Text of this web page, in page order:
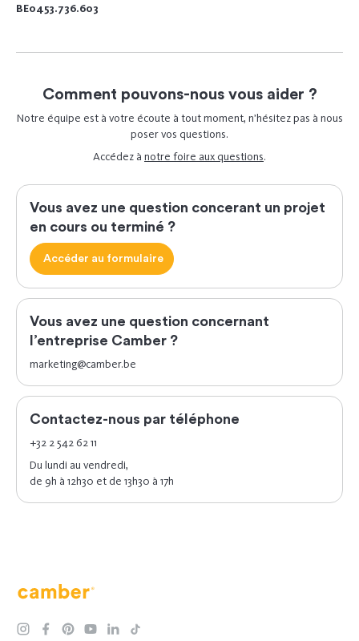
BE0453.736.603
Comment pouvons-nous vous aider ?
Notre équipe est à votre écoute à tout moment, n’hésitez pas à nous
poser vos questions.
Accédez à notre foire aux questions.
Vous avez une question concerant un projet
en cours ou terminé ?
Accéder au formulaire
Vous avez une question concernant
l’entreprise Camber ?
marketing@camber.be
Contactez-nous par téléphone
+32 2 542 62 11
Du lundi au vendredi,
de 9h à 12h30 et de 13h30 à 17h
Camber
instagramfacebookpinterestyoutubelinkedintiktok